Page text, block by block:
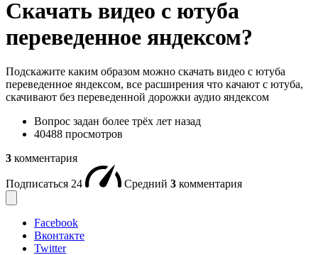
Скачать видео с ютуба
переведенное яндексом?
Подскажите каким образом можно скачать видео с ютуба
переведенное яндексом, все расширения что качают с ютуба,
скачивают без переведенной дорожки аудио яндексом
Вопрос задан более трёх лет назад
40488 просмотров
3 комментария
Подписаться 24 Средний 3 комментария
Facebook
Вконтакте
Twitter